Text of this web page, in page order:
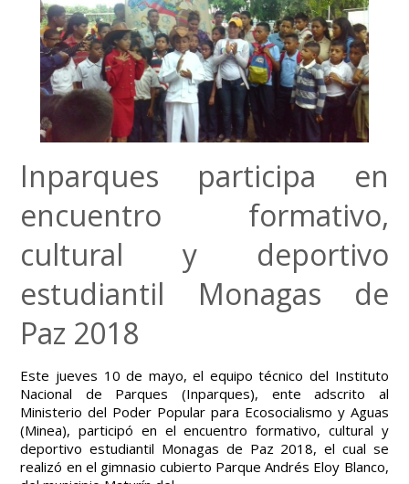
Inparques participa en
encuentro formativo,
cultural y deportivo
estudiantil Monagas de
Paz 2018
Este jueves 10 de mayo, el equipo técnico del Instituto
Nacional de Parques (Inparques), ente adscrito al
Ministerio del Poder Popular para Ecosocialismo y Aguas
(Minea), participó en el encuentro formativo, cultural y
deportivo estudiantil Monagas de Paz 2018, el cual se
realizó en el gimnasio cubierto Parque Andrés Eloy Blanco,